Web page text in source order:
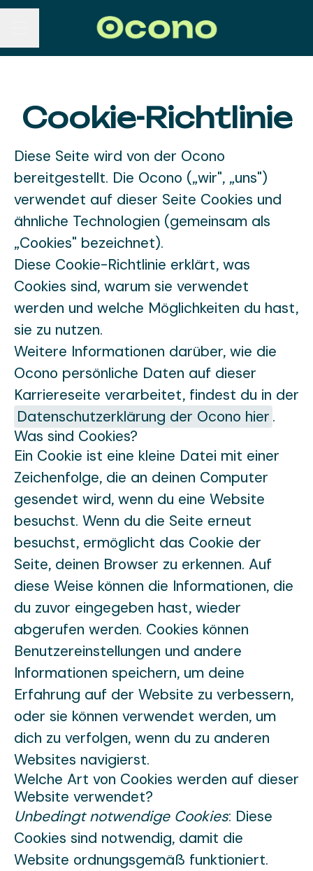
Cookie-Richtlinie
Diese Seite wird von der Ocono
bereitgestellt. Die Ocono („wir", „uns")
verwendet auf dieser Seite Cookies und
ähnliche Technologien (gemeinsam als
„Cookies" bezeichnet).
Diese Cookie-Richtlinie erklärt, was
Cookies sind, warum sie verwendet
werden und welche Möglichkeiten du hast,
sie zu nutzen.
Weitere Informationen darüber, wie die
Ocono persönliche Daten auf dieser
Karriereseite verarbeitet, findest du in der
Datenschutzerklärung der Ocono hier .
Was sind Cookies?
Ein Cookie ist eine kleine Datei mit einer
Zeichenfolge, die an deinen Computer
gesendet wird, wenn du eine Website
besuchst. Wenn du die Seite erneut
besuchst, ermöglicht das Cookie der
Seite, deinen Browser zu erkennen. Auf
diese Weise können die Informationen, die
du zuvor eingegeben hast, wieder
abgerufen werden. Cookies können
Benutzereinstellungen und andere
Informationen speichern, um deine
Erfahrung auf der Website zu verbessern,
oder sie können verwendet werden, um
dich zu verfolgen, wenn du zu anderen
Websites navigierst.
Welche Art von Cookies werden auf dieser
Website verwendet?
Unbedingt notwendige Cookies: Diese
Cookies sind notwendig, damit die
Website ordnungsgemäß funktioniert.